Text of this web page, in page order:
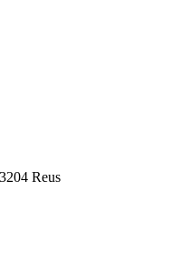
Reus